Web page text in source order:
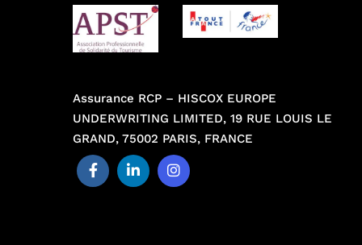
Assurance RCP – HISCOX EUROPE
UNDERWRITING LIMITED, 19 RUE LOUIS LE
GRAND, 75002 PARIS, FRANCE